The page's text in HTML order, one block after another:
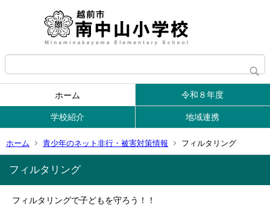
ホーム 令和８年度
学校紹介 地域連携
ホーム 青少年のネット非行・被害対策情報 フィルタリング
フィルタリング
フィルタリングで子どもを守ろう！！